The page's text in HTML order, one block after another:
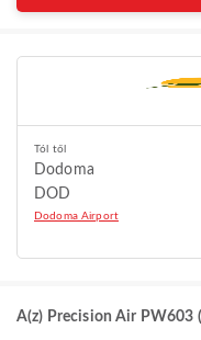
Tól től
Dodoma
DOD
Dodoma Airport
A(z) Precision Air PW603